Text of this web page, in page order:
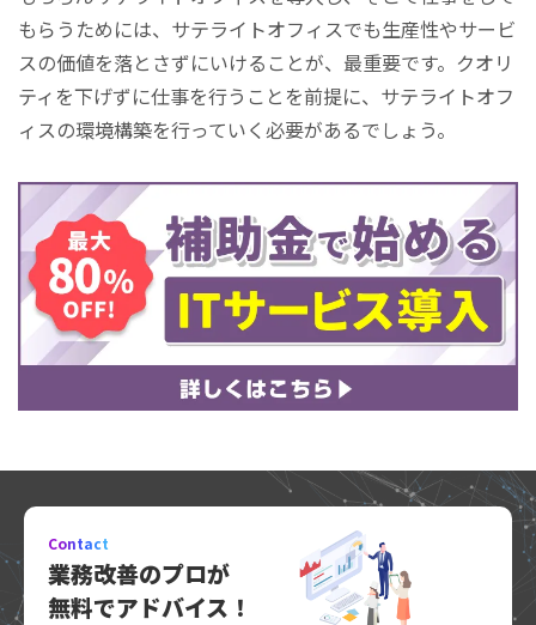
もらうためには、サテライトオフィスでも生産性やサービ
スの価値を落とさずにいけることが、最重要です。クオリ
ティを下げずに仕事を行うことを前提に、サテライトオフ
ィスの環境構築を行っていく必要があるでしょう。
Contact
業務改善のプロが
無料でアドバイス！